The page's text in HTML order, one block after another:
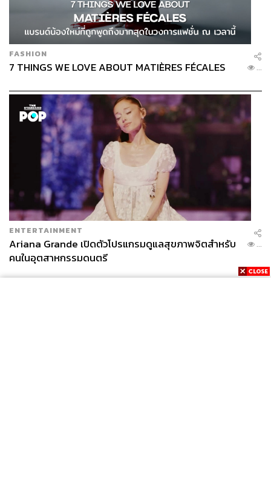
FASHION
7 THINGS WE LOVE ABOUT MATIÈRES FÉCALES ...
ENTERTAINMENT
Ariana Grande เปิดตัวโปรแกรมดูแลสุขภาพจิตสำหรับ
คนในอุตสาหกรรมดนตรี
...